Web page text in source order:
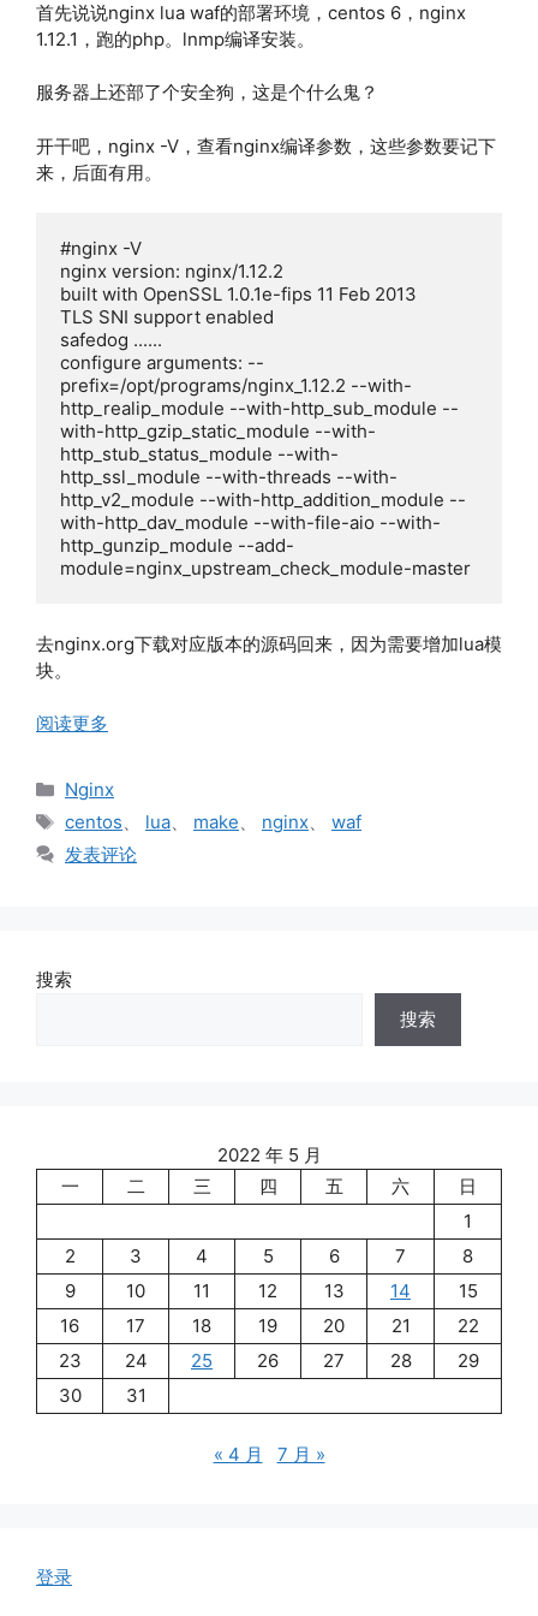
首先说说nginx lua waf的部署环境，centos 6，nginx
1.12.1，跑的php。lnmp编译安装。
服务器上还部了个安全狗，这是个什么鬼？
开干吧，nginx -V，查看nginx编译参数，这些参数要记下
来，后面有用。
#nginx -V
nginx version: nginx/1.12.2
built with OpenSSL 1.0.1e-fips 11 Feb 2013
TLS SNI support enabled
safedog ......
configure arguments: --
prefix=/opt/programs/nginx_1.12.2 --with-
http_realip_module --with-http_sub_module --
with-http_gzip_static_module --with-
http_stub_status_module --with-
http_ssl_module --with-threads --with-
http_v2_module --with-http_addition_module --
with-http_dav_module --with-file-aio --with-
http_gunzip_module --add-
module=nginx_upstream_check_module-master
去nginx.org下载对应版本的源码回来，因为需要增加lua模
块。
阅读更多
分
Nginx
标
签
centos、 lua、 make、 nginx、 waf
发表评论
搜索
搜索
2022 年 5 月
一
二 三 四 五 六
日
1
2
3 4 5 6 7
8
9
10 11 12 13 14
15
16
17 18 19 20 21
22
23
24 25 26 27 28
29
30
31
« 4 月 7 月 »
登录